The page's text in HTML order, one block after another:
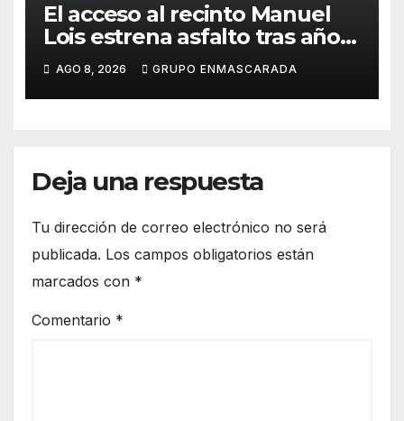
El acceso al recinto Manuel
Lois estrena asfalto tras años
de espera
AGO 8, 2026 GRUPO ENMASCARADA
Deja una respuesta
Tu dirección de correo electrónico no será
publicada. Los campos obligatorios están
marcados con *
Comentario *